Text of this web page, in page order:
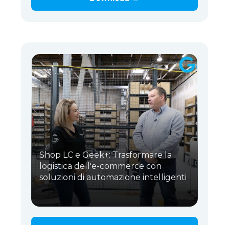
Shop LC e Geek+: Trasformare la
logistica dell'e-commerce con
soluzioni di automazione intelligenti